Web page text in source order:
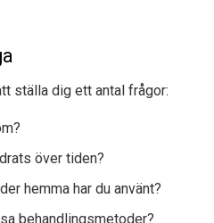
ställa dig ett antal frågor:
över tiden?
hemma har du använt?
behandlingsmetoder?